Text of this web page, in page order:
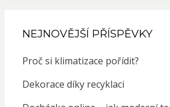
NEJNOVĚJŠÍ PŘÍSPĚVKY
Proč si klimatizace pořídit?
Dekorace díky recyklaci